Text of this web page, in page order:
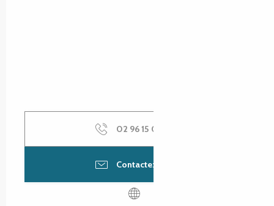
02 96 15 00
Contactez-nous